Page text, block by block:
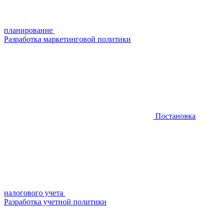
планирование
Разработка маркетинговой политики
Постановка
налогового учета
Разработка учетной политики